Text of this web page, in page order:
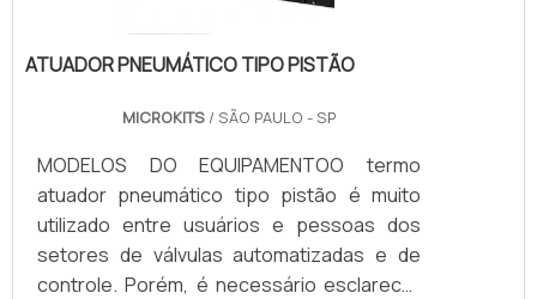
agregados a uma equipe multidisciplinar de
consultores associados e colaboradores
eficientes, garante uma entrega de
ATUADOR PNEUMÁTICO TIPO PISTÃO
MICROKITS/ SÃO PAULO - SP
MODELOS DO EQUIPAMENTOO termo
atuador pneumático tipo pistão é muito
utilizado entre usuários e pessoas dos
setores de válvulas automatizadas e de
controle. Porém, é necessário esclarecer